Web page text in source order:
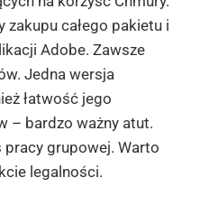
całego pakietu i
Adobe. Zawsze
Jedna wersja
łatwość jego
– bardzo ważny atut.
grupowej. Warto
legalności.